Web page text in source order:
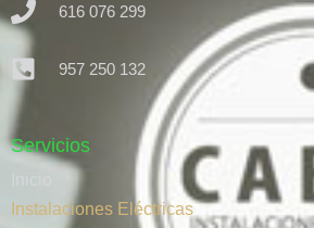
616 076 299
957 250 132
Servicios
Instalaciones Eléctricas